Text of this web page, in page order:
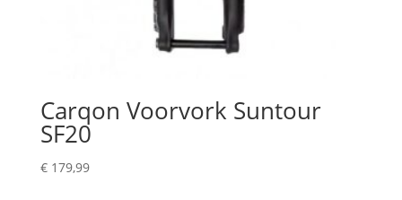
Carqon Voorvork Suntour
SF20
€179,99